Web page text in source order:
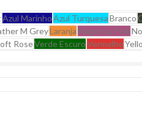
Azul MarinhoAzul TurquesaBranco
M GreyLaranja Magenta Pink
RoseVerde EscuroVermelho